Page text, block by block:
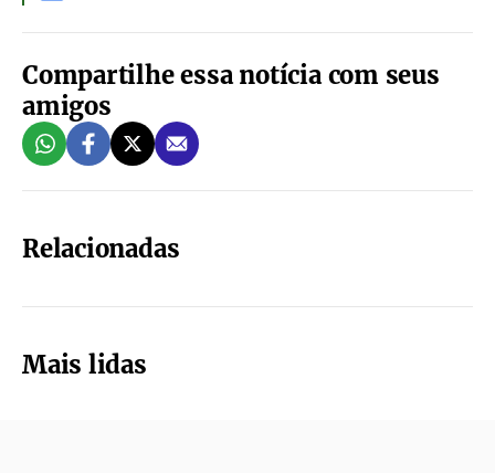
Compartilhe essa notícia com seus
amigos
Relacionadas
Mais lidas